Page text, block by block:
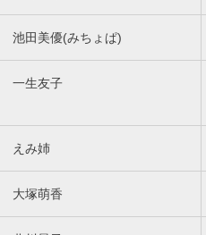
池田美優(みちょぱ)
一生友子
えみ姉
大塚萌香